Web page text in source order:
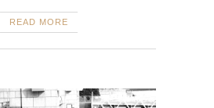
READ MORE